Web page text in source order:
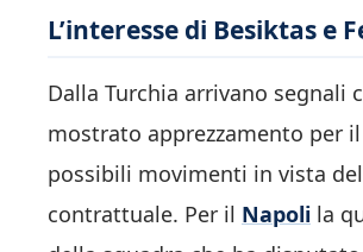
L’interesse di Besiktas e
Dalla Turchia arrivano segnali
mostrato apprezzamento per
possibili movimenti in vista
contrattuale. Per il Napoli la